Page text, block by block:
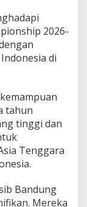
2026-
di
tahun
tinggi dan
Tenggara
Bandung
Mereka